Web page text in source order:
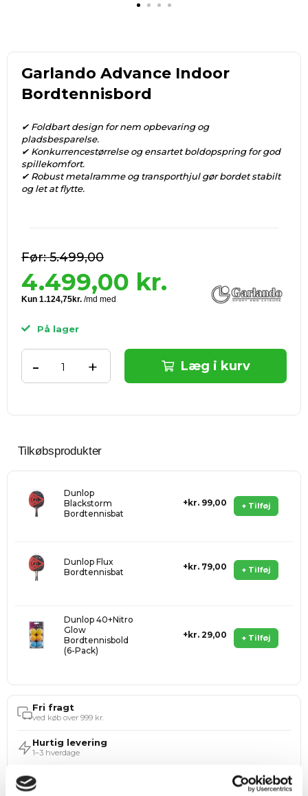
Garlando Advance Indoor
Bordtennisbord
✔ Foldbart design for nem opbevaring og
pladsbesparelse.
✔ Konkurrencestørrelse og ensartet boldopspring for god
spillekomfort.
✔ Robust metalramme og transporthjul gør bordet stabilt
og let at flytte.
5.499,00
4.499,00 kr.
På lager
+
- Læg i kurv
Tilkøbsprodukter
+ Tilføj
Dunlop
Blackstorm
Bordtennisbat
kr. 99,00
+ Tilføj
Dunlop Flux
Bordtennisbat
kr. 79,00
+ Tilføj
Dunlop 40+Nitro
Glow
Bordtennisbold
(6-Pack)
kr. 29,00
Fri fragt
ved køb over 999 kr.
Hurtig levering
1–3 hverdage
365 dages returret
Tryg handel